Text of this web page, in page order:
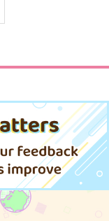
Face this way!
ばなな食堂